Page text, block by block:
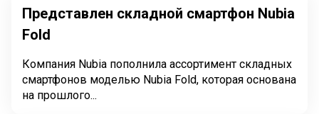
Представлен складной смартфон Nubia
Fold
Компания Nubia пополнила ассортимент складных
смартфонов моделью Nubia Fold, которая основана
на прошлого...